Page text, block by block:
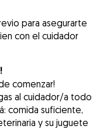
para asegurarte
con el cuidador
comenzar!
al cuidador/a todo
comida suficiente,
y su juguete